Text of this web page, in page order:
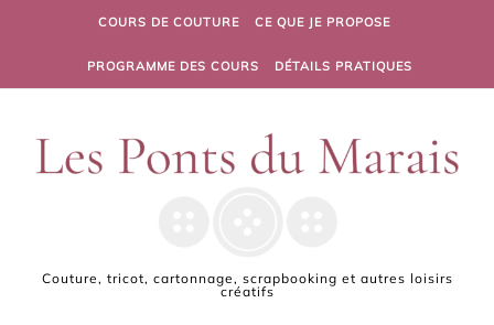
Skip to contentCOURS DE COUTURE CE QUE JE PROPOSE
PROGRAMME DES COURS DÉTAILS PRATIQUES
Couture, tricot, cartonnage, scrapbooking et autres loisirs
créatifs